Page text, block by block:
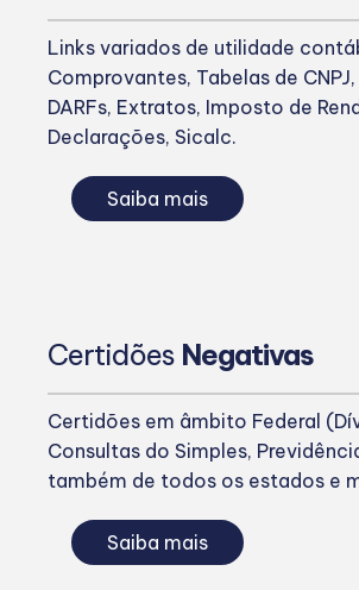
Links variados de utilidade
Comprovantes, Tabelas de
DARFs, Extratos, Imposto de
Declarações, Sicalc.
Saiba mais
Certidões Negativas
Certidões em âmbito Federal
Consultas do Simples,
também de todos os estados e
Saiba mais